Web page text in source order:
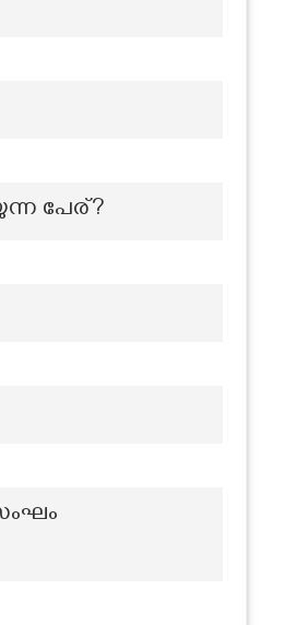
പേര്?